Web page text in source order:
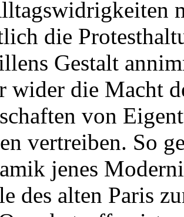
die
Gestalt
wider die Macht
von
vertreiben. So
jenes
des alten Paris